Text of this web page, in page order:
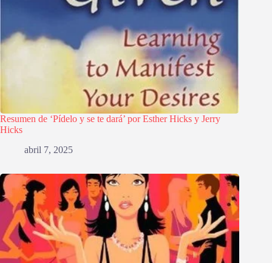
Resumen de ‘Pídelo y se te dará’ por Esther Hicks y Jerry
Hicks
abril 7, 2025